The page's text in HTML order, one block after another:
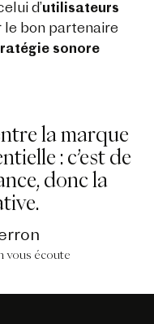
d’utilisateurs
le bon partenaire
sonore
la marque
: c’est de
donc la
vous écoute